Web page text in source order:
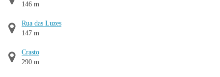
146 m
Rua das Luzes
147 m
Crasto
290 m